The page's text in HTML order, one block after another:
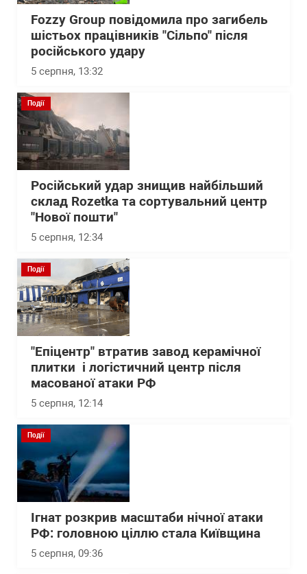
Fozzy Group повідомила про загибель
шістьох працівників "Сільпо" після
російського удару
5 серпня, 13:32
Події
Російський удар знищив найбільший
склад Rozetka та сортувальний центр
"Нової пошти"
5 серпня, 12:34
Події
"Епіцентр" втратив завод керамічної
плитки і логістичний центр після
масованої атаки РФ
5 серпня, 12:14
Події
Ігнат розкрив масштаби нічної атаки
РФ: головною ціллю стала Київщина
5 серпня, 09:36